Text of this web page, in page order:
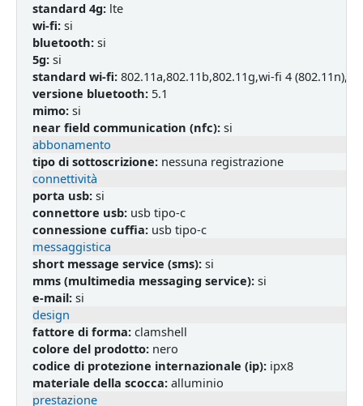
standard 4g:lte
wi-fi:si
bluetooth:si
5g:si
standard wi-fi:802.11a,802.11b,802.11g,wi-fi 4
versione bluetooth:5.1
mimo:si
near field communication (nfc):si
abbonamento
tipo di sottoscrizione:nessuna registrazione
connettività
porta usb:si
connettore usb:usb tipo-c
connessione cuffia:usb tipo-c
messaggistica
short message service (sms):si
mms (multimedia messaging service):si
e-mail:si
design
fattore di forma:clamshell
colore del prodotto:nero
codice di protezione internazionale (ip):ipx8
materiale della scocca:alluminio
prestazione